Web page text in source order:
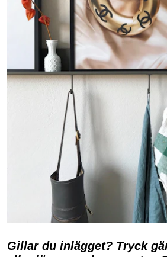
Gillar du inlägget? Tryck